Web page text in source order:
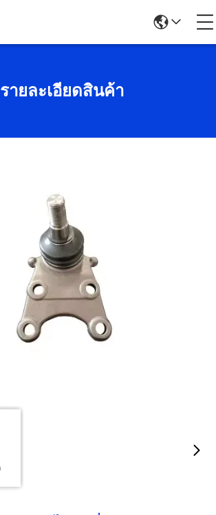
รายละเอียดสินค้า